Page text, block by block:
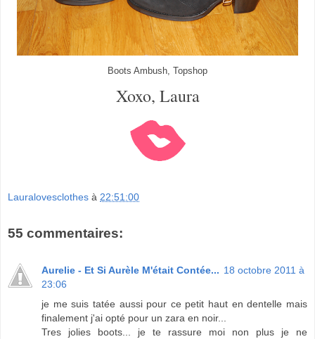
Boots Ambush, Topshop
Xoxo, Laura
Lauralovesclothes à 22:51:00
55 commentaires:
Aurelie - Et Si Aurèle M'était Contée... 18 octobre 2011 à
23:06
je me suis tatée aussi pour ce petit haut en dentelle mais
finalement j'ai opté pour un zara en noir...
Tres jolies boots... je te rassure moi non plus je ne